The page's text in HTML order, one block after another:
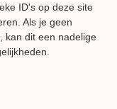
ID's op deze site
Als je geen
kan dit een nadelige